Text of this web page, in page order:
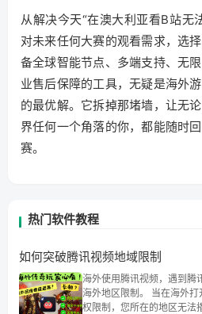
从解决今天“在澳大利亚看B站无
对未来任何大赛的观看需求，选
备全球智能节点、多端支持、无
业售后保障的工具，无疑是海外
的最优解。它拆掉那堵墙，让无
界任何一个角落的你，都能随时
赛。
热门软件教程
如何突破腾讯视频地域限制
海外使用腾讯视频，遇到腾
海外地区限制。 当在海外打开腾讯视频，却突然弹出“由于版
权限制，您所在的地区无法播放”的提